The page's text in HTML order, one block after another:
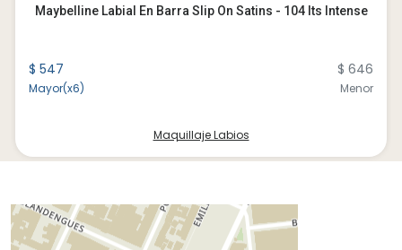
Maybelline Labial En Barra Slip On Satins - 104 Its Intense
$ 547
Mayor(x6)
$ 646
Menor
Maquillaje Labios